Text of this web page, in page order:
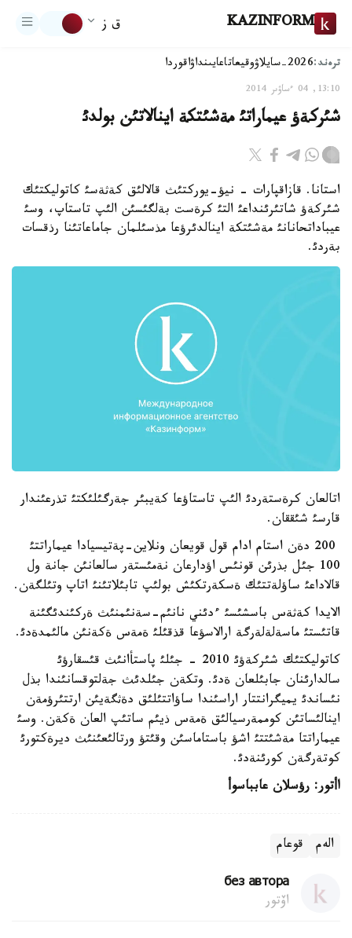
KAZINFORM ق ز
ترەند:2026-سايلاۋ وقيعاتاعايىنداۋاقوردا
13:10, 04 ءساۋىر 2014
شئركةؤ عيماراتئ مةشئتكة اينالاتئن بولدئ
استانا. قازاقپارات - نيؤ-يوركتئث قالالئق كةثةسئ كاتوليكتئك
شئركةؤ شاتئرئنداعئ التئ كرةست بةلگئسئن الئپ تاستاپ، وسئ
عيباداتحانانئ مةشئتكة اينالدئرؤعا مذسئلمان جاماعاتئنا رذقسات
بةردئ.
اتالعان كرةستةردئ الئپ تاستاؤعا كةيبئر جةرگئلئكتئ تذرعئندار
قارسئ شئققان.
200 دةن استام ادام قول قويعان ونلاين-پةتيسيادا عيماراتتئ
100 جئل بذرئن قونئس اؤدارعان نةمئستةر سالعانئن جانة ول
قالاداعئ ساؤلةتتئك ةسكةرتكئش بولئپ تابئلاتئنئ اتاپ وتئلگةن.
الايدا كةثةس باسشئسئ ءدئني نانئم-سةنئمنئث ةركئندئگئنة
قاتئستئ ماسةلةلةرگة ارالاسؤعا قذقئلئ ةمةس ةكةنئن مالئمدةدئ.
كاتوليكتئك شئركةؤئ 2010 - جئلئ پاستأانئث قئسقارؤئ
سالدارئنان جابئلعان ةدئ. وتكةن جئلدئث جةلتوقسانئندا بذل
نئساندئ يميگرانتتار اراسئندا ساؤاتتئلئق دةثگةيئن ارتتئرؤمةن
اينالئساتئن كوممةرسيالئق ةمةس ذيئم ساتئپ العان ةكةن. وسئ
عيماراتتا مةشئتتئ اشؤ باستاماسئن وقئتؤ ورتالئعئنئث ديرةكتورئ
كوتةرگةن كورئنةدئ.
اأتور: رؤسلان عابباسوأ
الەم قوعام
без автора
اۆتور